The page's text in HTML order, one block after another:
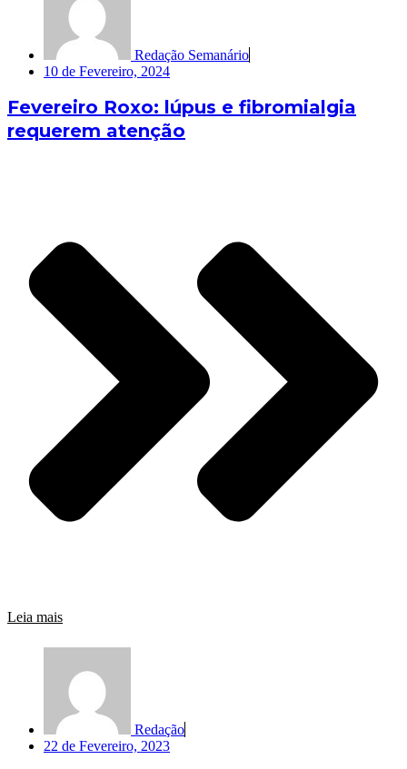
Redação Semanário
10 de Fevereiro, 2024
Fevereiro Roxo: lúpus e fibromialgia
requerem atenção
Leia mais
Redação
22 de Fevereiro, 2023